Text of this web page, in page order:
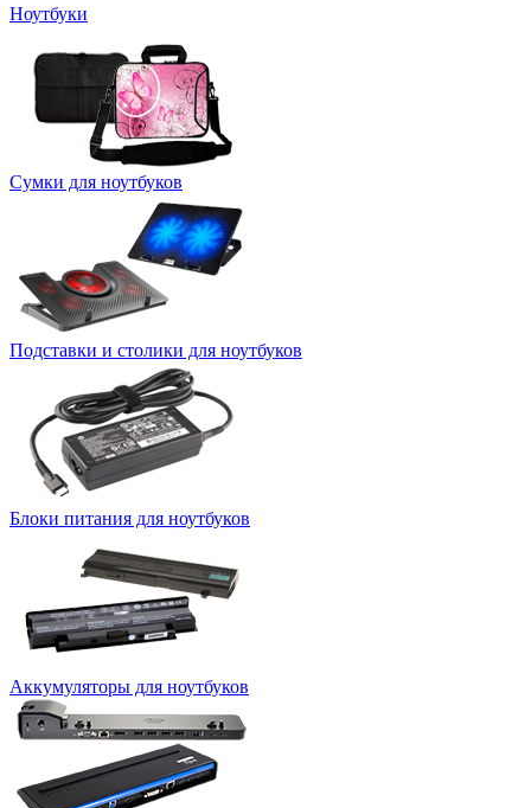
Ноутбуки
Сумки для ноутбуков
Подставки и столики для ноутбуков
Блоки питания для ноутбуков
Аккумуляторы для ноутбуков